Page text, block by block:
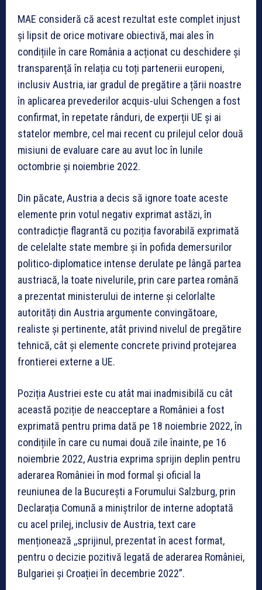
MAE consideră că acest rezultat este complet injust
și lipsit de orice motivare obiectivă, mai ales în
condițiile în care România a acționat cu deschidere și
transparență în relația cu toți partenerii europeni,
inclusiv Austria, iar gradul de pregătire a țării noastre
în aplicarea prevederilor acquis-ului Schengen a fost
confirmat, în repetate rânduri, de experții UE și ai
statelor membre, cel mai recent cu prilejul celor două
misiuni de evaluare care au avut loc în lunile
octombrie și noiembrie 2022.
Din păcate, Austria a decis să ignore toate aceste
elemente prin votul negativ exprimat astăzi, în
contradicție flagrantă cu poziția favorabilă exprimată
de celelalte state membre și în pofida demersurilor
politico-diplomatice intense derulate pe lângă partea
austriacă, la toate nivelurile, prin care partea română
a prezentat ministerului de interne și celorlalte
autorități din Austria argumente convingătoare,
realiste și pertinente, atât privind nivelul de pregătire
tehnică, cât și elemente concrete privind protejarea
frontierei externe a UE.
Poziția Austriei este cu atât mai inadmisibilă cu cât
această poziție de neacceptare a României a fost
exprimată pentru prima dată pe 18 noiembrie 2022, în
condițiile în care cu numai două zile înainte, pe 16
noiembrie 2022, Austria exprima sprijin deplin pentru
aderarea României în mod formal și oficial la
reuniunea de la București a Forumului Salzburg, prin
Declarația Comună a miniștrilor de interne adoptată
cu acel prilej, inclusiv de Austria, text care
menționează ,,sprijinul, prezentat în acest format,
pentru o decizie pozitivă legată de aderarea României,
Bulgariei și Croației în decembrie 2022”.